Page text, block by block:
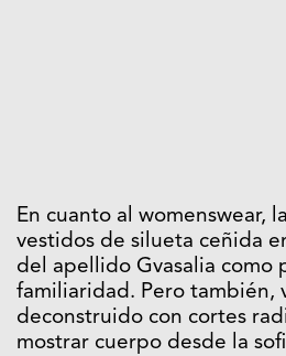
En cuanto al womenswear,
vestidos de silueta ceñida
del apellido Gvasalia como
familiaridad. Pero también,
deconstruido con cortes
mostrar cuerpo desde la